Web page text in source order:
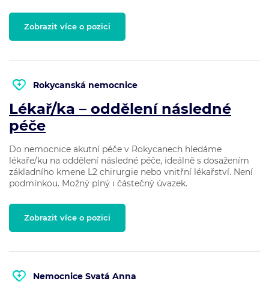
Zobrazit více o pozici
Rokycanská nemocnice
Lékař/ka – oddělení následné
péče
Do nemocnice akutní péče v Rokycanech hledáme
lékaře/ku na oddělení následné péče, ideálně s dosažením
základního kmene L2 chirurgie nebo vnitřní lékařství. Není
podmínkou. Možný plný i částečný úvazek.
Zobrazit více o pozici
Nemocnice Svatá Anna